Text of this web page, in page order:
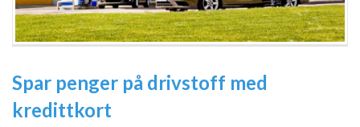
Spar penger på drivstoff med
kredittkort